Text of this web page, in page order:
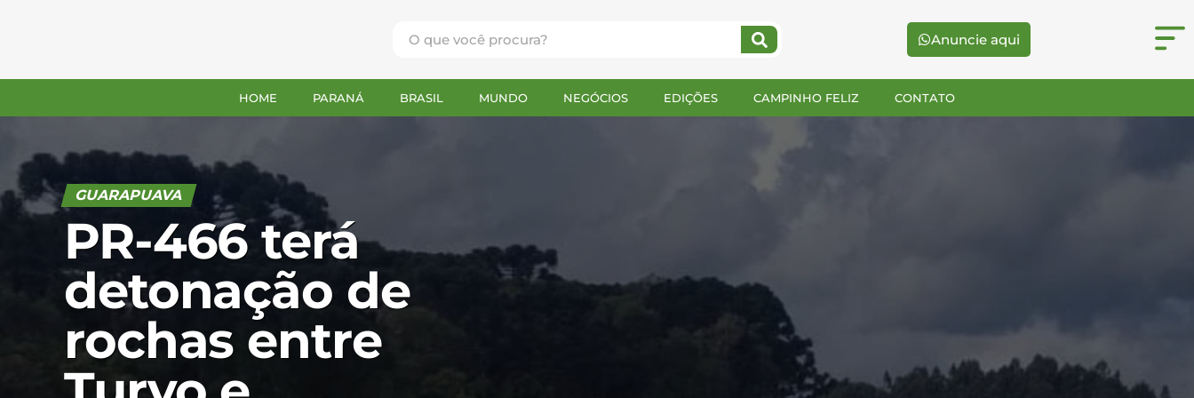
Anuncie aqui
HOME PARANÁ BRASIL MUNDO NEGÓCIOS EDIÇÕES CAMPINHO FELIZ CONTATO
GUARAPUAVA
PR-466 terá
detonação de
rochas entre